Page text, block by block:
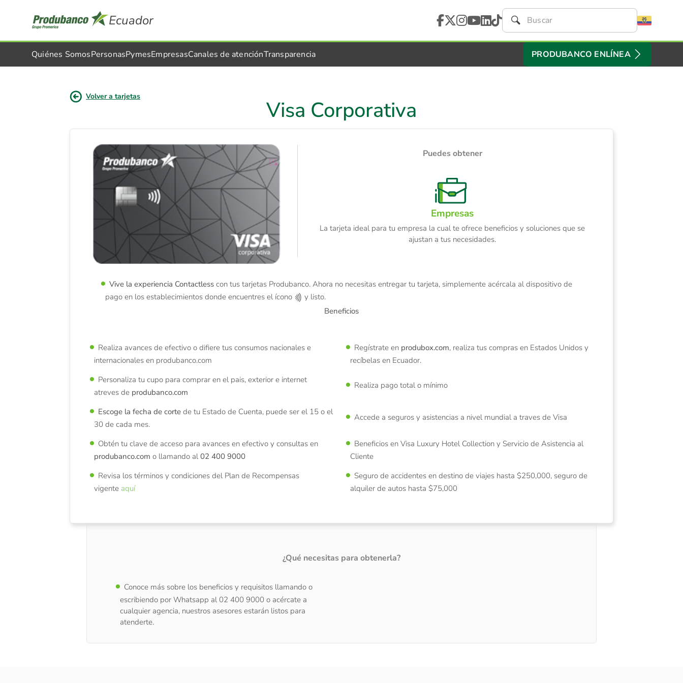
Ecuador
Quiénes SomosPersonasPymesEmpresasCanales de atenciónTransparencia PRODUBANCO ENLÍNEA
Volver a tarjetas
Visa Corporativa
Puedes obtener
Empresas
La tarjeta ideal para tu empresa la cual te ofrece beneficios y soluciones que se
ajustan a tus necesidades.
Vive la experiencia Contactless con tus tarjetas Produbanco. Ahora no necesitas entregar tu tarjeta, simplemente acércala al dispositivo de
pago en los establecimientos donde encuentres el ícono
y listo.
Beneficios
Realiza avances de efectivo o difiere tus consumos nacionales e
internacionales en produbanco.com
Regístrate en produbox.com, realiza tus compras en Estados Unidos y
recíbelas en Ecuador.
Personaliza tu cupo para comprar en el pais, exterior e internet
atreves de produbanco.com
Realiza pago total o mínimo
Escoge la fecha de cortede tu Estado de Cuenta, puede ser el 15 o el
30 de cada mes.
Accede a seguros y asistencias a nivel mundial a traves de Visa
Obtén tu clave de acceso para avances en efectivo y consultas en
produbanco.com o llamando al 02 400 9000
Beneficios en Visa Luxury Hotel Collection y Servicio de Asistencia al
Cliente
Revisa los términos y condiciones del Plan de Recompensas
vigente aquí
Seguro de accidentes en destino de viajes hasta $250,000, seguro de
alquiler de autos hasta $75,000
¿Qué necesitas para obtenerla?
Conoce más sobre los beneficios y requisitos llamando o
escribiendo por Whatsapp al 02 400 9000 o acércate a
cualquier agencia, nuestros asesores estarán listos para
atenderte.